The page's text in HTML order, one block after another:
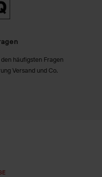
häufigsten Fragen
Versand und Co.